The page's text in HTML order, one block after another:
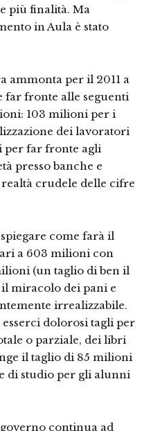
più finalità. Ma
in Aula è stato
ammonta per il 2011 a
far fronte alle seguenti
103 milioni per i
dei lavoratori
per far fronte agli
presso banche e
crudele delle cifre
come farà il
a 603 milioni con
(un taglio di ben il
il miracolo dei pani e
irrealizzabile.
dolorosi tagli per
o parziale, dei libri
il taglio di 85 milioni
di studio per gli alunni
continua ad